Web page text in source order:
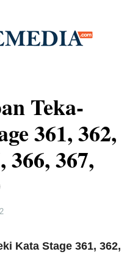
Teka-
361, 362,
366, 367,
Kata Stage 361, 362,